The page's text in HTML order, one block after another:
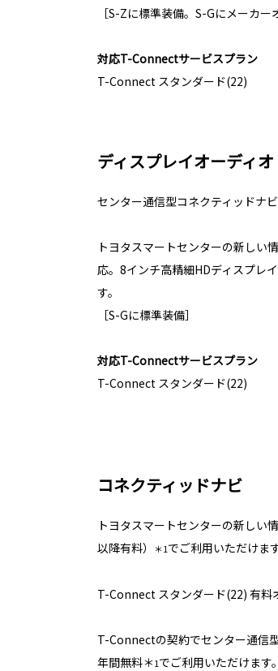
［S-Zに標準装備。S-Gにメーカー
対応T-Connectサービスプラン
T-Connect スタンダード(22)
ディスプレイオーディ
センター通信型コネクティッドナ
トヨタスマートセンターの新しい
応。8インチ高精細HDディスプレ
す。
［S-Gに標準装備］
対応T-Connectサービスプラン
T-Connect スタンダード(22)
コネクティッドナビ
トヨタスマートセンターの新しい
以降有料）
＊1でご利用いただけます
T-Connect スタンダード(22) 有料
T-Connectの契約でセンター通信
年間無料＊1でご利用いただけます